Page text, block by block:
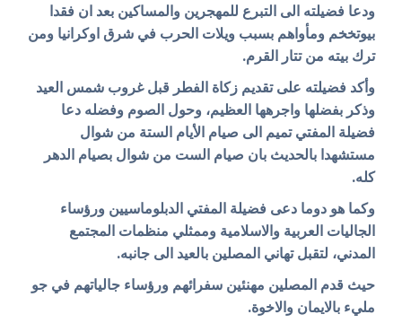
ودعا فضيلته الى التبرع للمهجرين والمساكين بعد ان فقدا
بيوتخخم ومأواهم بسبب ويلات الحرب في شرق اوكرانيا ومن
ترك بيته من تتار القرم.
وأكد فضيلته على تقديم زكاة الفطر قبل غروب شمس العيد
وذكر بفضلها واجرهها العظيم، وحول الصوم وفضله دعا
فضيلة المفتي تميم الى صيام الأيام الستة من شوال
مستشهدا بالحديث بان صيام الست من شوال بصيام الدهر
كله.
وكما هو دوما دعى فضيلة المفتي الدبلوماسيين ورؤساء
الجاليات العربية والاسلامية وممثلي منظمات المجتمع
المدني، لتقبل تهاني المصلين بالعيد الى جانبه.
حيث قدم المصلين مهنئين سفرائهم ورؤساء جالياتهم في جو
مليء بالايمان والاخوة.